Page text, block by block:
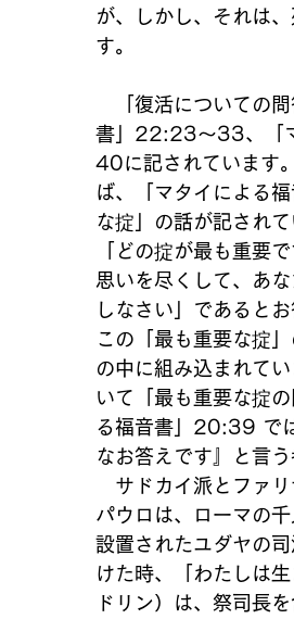
が、しかし、それは
す。
「復活についての問
書」22:23～33、「
40に記されています
ば、「マタイによる
な掟」の話が記され
「どの掟が最も重要
思いを尽くして、あ
しなさい」であると
この「最も重要な掟
の中に組み込まれて
いて「最も重要な掟
る福音書」20:39 で
なお答えです』と言
サドカイ派とファリ
パウロは、ローマの
設置されたユダヤの
けた時、「わたしは
ドリン）は、祭司長